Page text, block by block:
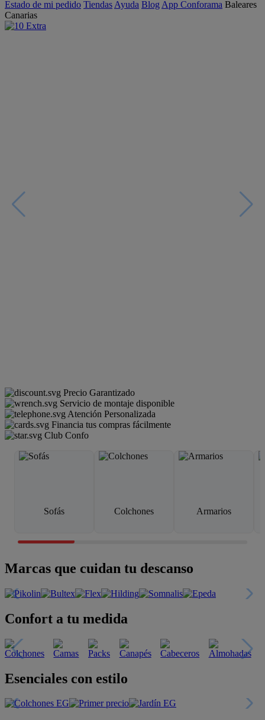
Estado de mi pedido Tiendas Ayuda Blog App Conforama Baleares
Canarias
Precio Garantizado
Servicio de montaje disponible
Atención Personalizada
Financia tus compras fácilmente
Club Confo
Sofás Colchones Armarios
Marcas que cuidan tu descanso
Confort a tu medida
Esenciales con estilo